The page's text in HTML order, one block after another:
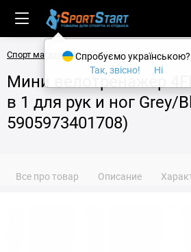
Спорт магазин SPORTSTART
Мини велотренажер
в 1 для рук и ног Grey/
5905973401708)
Все про товар Описание
Спробуємо українською?
Так, звісно!
Ні